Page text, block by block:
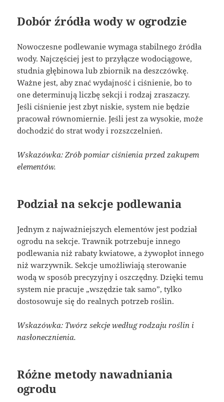
Dobór źródła wody w ogrodzie
Nowoczesne podlewanie wymaga stabilnego źródła
wody. Najczęściej jest to przyłącze wodociągowe,
studnia głębinowa lub zbiornik na deszczówkę.
Ważne jest, aby znać wydajność i ciśnienie, bo to
one determinują liczbę sekcji i rodzaj zraszaczy.
Jeśli ciśnienie jest zbyt niskie, system nie będzie
pracował równomiernie. Jeśli jest za wysokie, może
dochodzić do strat wody i rozszczelnień.
Wskazówka: Zrób pomiar ciśnienia przed zakupem
elementów.
Podział na sekcje podlewania
Jednym z najważniejszych elementów jest podział
ogrodu na sekcje. Trawnik potrzebuje innego
podlewania niż rabaty kwiatowe, a żywopłot innego
niż warzywnik. Sekcje umożliwiają sterowanie
wodą w sposób precyzyjny i oszczędny. Dzięki temu
system nie pracuje „wszędzie tak samo”, tylko
dostosowuje się do realnych potrzeb roślin.
Wskazówka: Twórz sekcje według rodzaju roślin i
nasłonecznienia.
Różne metody nawadniania
ogrodu